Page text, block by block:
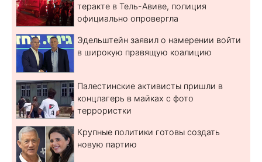
теракте в Тель-Авиве, полиция
официально опровергла
Эдельштейн заявил о намерении войти
в широкую правящую коалицию
Палестинские активисты пришли в
концлагерь в майках с фото
террористки
Крупные политики готовы создать
новую партию